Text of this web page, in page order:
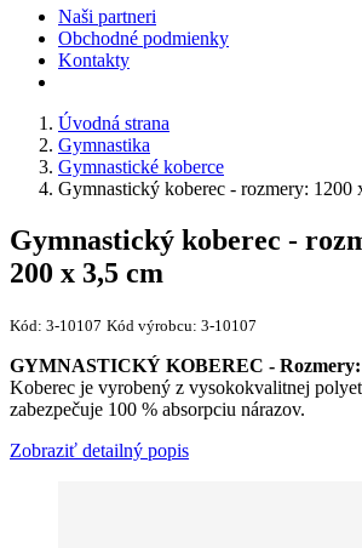
Naši partneri
Obchodné podmienky
Kontakty
Úvodná strana
Gymnastika
Gymnastické koberce
Gymnastický koberec - rozmery: 1200
Gymnastický koberec -
200 x 3,5 cm
Kód: 3-10107 Kód výrobcu: 3-10107
GYMNASTICKÝ KOBEREC - Rozmery:
Koberec je vyrobený z vysokokvalitnej
zabezpečuje 100 % absorpciu nárazov.
Zobraziť detailný popis